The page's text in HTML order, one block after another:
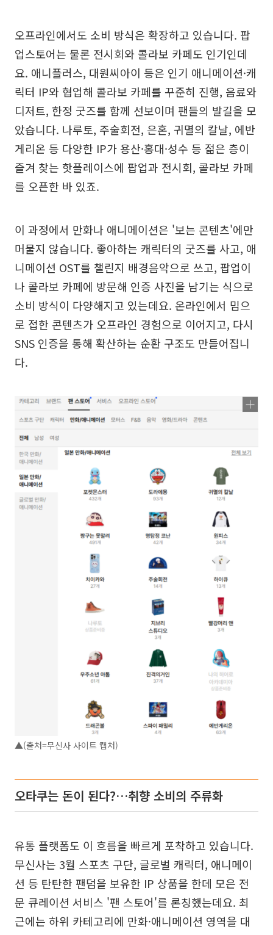
오프라인에서도 소비 방식은 확장하고 있습니다. 팝
업스토어는 물론 전시회와 콜라보 카페도 인기인데
요. 애니플러스, 대원씨아이 등은 인기 애니메이션·캐
릭터 IP와 협업해 콜라보 카페를 꾸준히 진행, 음료와
디저트, 한정 굿즈를 함께 선보이며 팬들의 발길을 모
았습니다. 나루토, 주술회전, 은혼, 귀멸의 칼날, 에반
게리온 등 다양한 IP가 용산·홍대·성수 등 젊은 층이
즐겨 찾는 핫플레이스에 팝업과 전시회, 콜라보 카페
를 오픈한 바 있죠.
이 과정에서 만화나 애니메이션은 '보는 콘텐츠'에만
머물지 않습니다. 좋아하는 캐릭터의 굿즈를 사고, 애
니메이션 OST를 챌린지 배경음악으로 쓰고, 팝업이
나 콜라보 카페에 방문해 인증 사진을 남기는 식으로
소비 방식이 다양해지고 있는데요. 온라인에서 밈으
로 접한 콘텐츠가 오프라인 경험으로 이어지고, 다시
SNS 인증을 통해 확산하는 순환 구조도 만들어집니
다.
▲(출처=무신사 사이트 캡처)
오타쿠는 돈이 된다?…취향 소비의 주류화
유통 플랫폼도 이 흐름을 빠르게 포착하고 있습니다.
무신사는 3월 스포츠 구단, 글로벌 캐릭터, 애니메이
션 등 탄탄한 팬덤을 보유한 IP 상품을 한데 모은 전
문 큐레이션 서비스 '팬 스토어'를 론칭했는데요. 최
근에는 하위 카테고리에 만화·애니메이션 영역을 대